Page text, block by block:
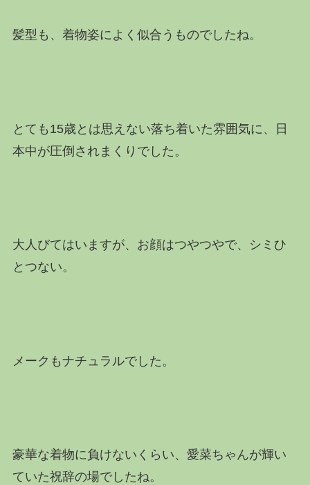
髪型も、着物姿によく似合うものでしたね。
とても15歳とは思えない落ち着いた雰囲気に、日
本中が圧倒されまくりでした。
大人びてはいますが、お顔はつやつやで、シミひ
とつない。
メークもナチュラルでした。
豪華な着物に負けないくらい、愛菜ちゃんが輝い
ていた祝辞の場でしたね。